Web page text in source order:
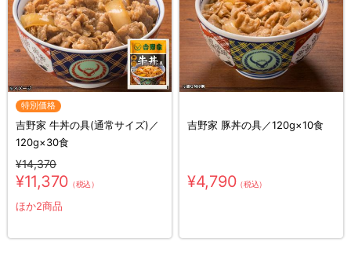
特別価格
吉野家 牛丼の具(通常サイズ)／
120g×30食
¥14,370
¥11,370（税込）
ほか2商品
吉野家 豚丼の具／120g×10食
¥4,790（税込）